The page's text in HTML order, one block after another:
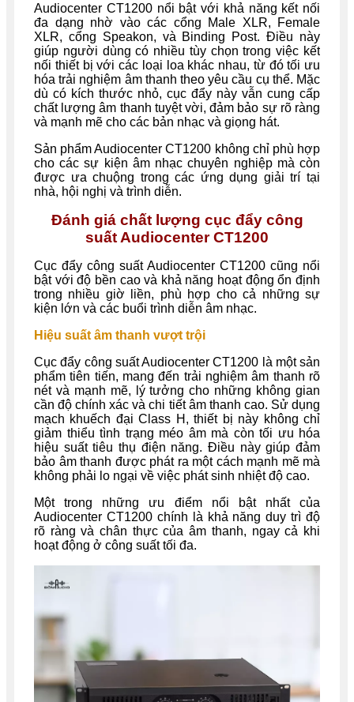
Audiocenter CT1200 nổi bật với khả năng kết nối
đa dạng nhờ vào các cổng Male XLR, Female
XLR, cổng Speakon, và Binding Post. Điều này
giúp người dùng có nhiều tùy chọn trong việc kết
nối thiết bị với các loại loa khác nhau, từ đó tối ưu
hóa trải nghiệm âm thanh theo yêu cầu cụ thể. Mặc
dù có kích thước nhỏ, cục đẩy này vẫn cung cấp
chất lượng âm thanh tuyệt vời, đảm bảo sự rõ ràng
và mạnh mẽ cho các bản nhạc và giọng hát.
Sản phẩm Audiocenter CT1200 không chỉ phù hợp
cho các sự kiện âm nhạc chuyên nghiệp mà còn
được ưa chuộng trong các ứng dụng giải trí tại
nhà, hội nghị và trình diễn.
Đánh giá chất lượng cục đẩy công
suất Audiocenter CT1200
Cục đẩy công suất Audiocenter CT1200 cũng nổi
bật với độ bền cao và khả năng hoạt động ổn định
trong nhiều giờ liền, phù hợp cho cả những sự
kiện lớn và các buổi trình diễn âm nhạc.
Hiệu suất âm thanh vượt trội
Cục đẩy công suất Audiocenter CT1200 là một sản
phẩm tiên tiến, mang đến trải nghiệm âm thanh rõ
nét và mạnh mẽ, lý tưởng cho những không gian
cần độ chính xác và chi tiết âm thanh cao. Sử dụng
mạch khuếch đại Class H, thiết bị này không chỉ
giảm thiểu tình trạng méo âm mà còn tối ưu hóa
hiệu suất tiêu thụ điện năng. Điều này giúp đảm
bảo âm thanh được phát ra một cách mạnh mẽ mà
không phải lo ngại về việc phát sinh nhiệt độ cao.
Một trong những ưu điểm nổi bật nhất của
Audiocenter CT1200 chính là khả năng duy trì độ
rõ ràng và chân thực của âm thanh, ngay cả khi
hoạt động ở công suất tối đa.